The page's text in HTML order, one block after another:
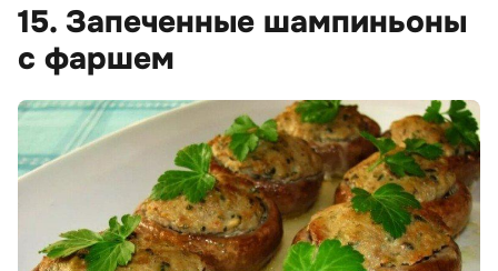
15. Запеченные шампиньоны
с фаршем